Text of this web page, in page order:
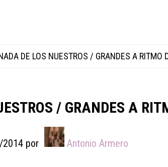
DE LOS NUESTROS / GRANDES A RITMO
/ GRANDES A
2014 por Antonio Armero